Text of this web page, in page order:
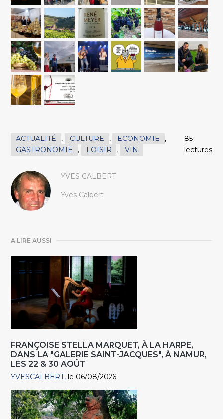
ACTUALITÉ , CULTURE , ECONOMIE
,
GASTRONOMIE
, LOISIR , VIN
85
lectures
YVES CALBERT
Yves Calbert
A LIRE AUSSI
FRANÇOISE STELLA MARQUET, À LA HARPE,
DANS LA "GALERIE SAINT-JACQUES", À NAMUR,
LES 22 & 30 AOÛT
YVESCALBERT le 06/08/2026